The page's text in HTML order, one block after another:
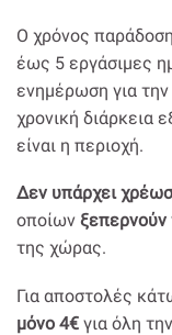
Ο χρόνος
έως 5 εργάσιμες
ενημέρωση για
χρονική διάρκεια
είναι η περιοχή.
Δεν υπάρχει
οποίων ξεπερνούν
της χώρας.
Για αποστολές
μόνο 4€ για όλη